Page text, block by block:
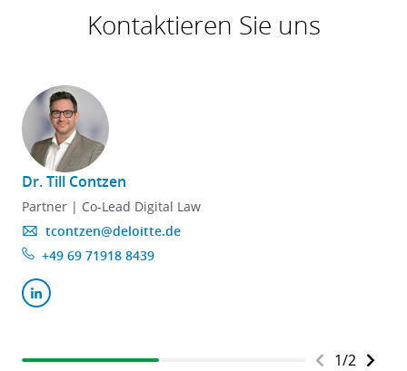
Kontaktieren Sie uns
Dr. Till Contzen
Partner | Co-Lead Digital Law
tcontzen@deloitte.de
+49 69 71918 8439
1/2